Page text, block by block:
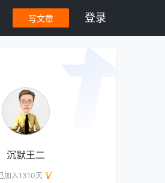
写文章 登录
沉默王二
加入1310天